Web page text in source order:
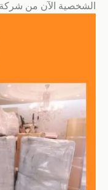
الشخصية الآن من